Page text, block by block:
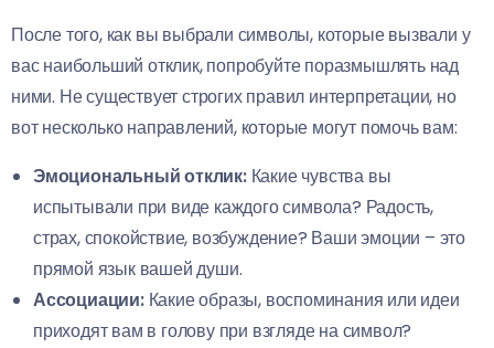
После того, как вы выбрали символы, которые вызвали у
вас наибольший отклик, попробуйте поразмышлять над
ними. Не существует строгих правил интерпретации, но
вот несколько направлений, которые могут помочь вам:
Эмоциональный отклик:Какие чувства вы
испытывали при виде каждого символа? Радость,
страх, спокойствие, возбуждение? Ваши эмоции – это
прямой язык вашей души.
Ассоциации:Какие образы, воспоминания или идеи
приходят вам в голову при взгляде на символ?